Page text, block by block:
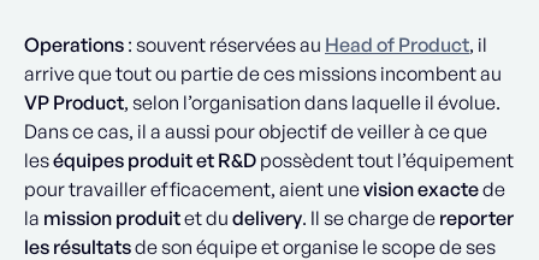
Operations : souvent réservées au Head of Product, il
arrive que tout ou partie de ces missions incombent au
VP Product, selon l’organisation dans laquelle il évolue.
Dans ce cas, il a aussi pour objectif de veiller à ce que
leséquipes produit et R&D possèdent tout l’équipement
pour travailler efficacement, aient unevision exactede
la mission produitet du delivery. Il se charge de reporter
les résultatsde son équipe et organise le scope de ses